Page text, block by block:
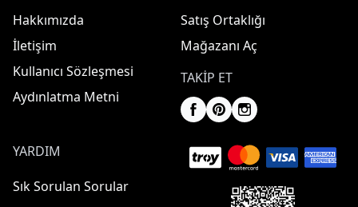
Hakkımızda
İletişim
Kullanıcı Sözleşmesi
Aydınlatma Metni
Satış Ortaklığı
Mağazanı Aç
TAKIP ET
YARDIM
Sık Sorulan Sorular